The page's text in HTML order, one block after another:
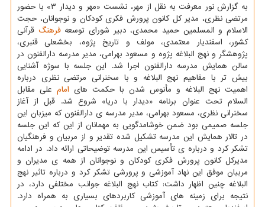
به گزارش نور معرفت به نقل از مهر، نشست «مهر و دیدار ۳» با حضور
مرتضی نظری، مدیر كل كانون پرورش فكری كودكان و نوجوانان، حجت
الاسلام و المسلمین حمید محمدی، دبیر شورای توسعهفرهنگ قرآنی
كشور، اسفندیار معتمدی، مولف و تاریخ پژوه، بخشعلی قنبری،
پژوهشگر و نهج البلاغه پژوه و مسعود بهرامی، مدیر مدرسه دارالفنون در
سالن همایش مدرسه دارالفنون اجرا شد. این جلسه با سوژه آشنایی
بیش تر با مفاهیم نهج البلاغه و با سخنرانی مرتضی نظری درباره
اهمیت نهج البلاغه و مأنوس شدن با حكمت های امام علی مقابل
السلام تحت عنوان برنامه «دیدار با دریا» شروع شد. قبل از آغاز
سخنرانی نظری، مسعود بهرامی، مدیر مدرسه ی دارالفنون كه میزبان این
جلسه صمیمی بود ضمن خوشامدگویی به مهمانان از این كه این جلسه
در تالار همایش این مدرسه تشكیل شده تقدیر و از مربیان و فرهنگیان
تشكر كرد و درباره ی تأسیس این مدرسه توضیحاتی ارائه داد. در ادامه
مدیركل كانون پرورش فكری كودكان و نوجوانان از همه ی مدیران و
مربیان موفق این نهاد آموزشی و پرورشی تشكر كرد و درباره تاثیر نهج
البلاغه چنین اظهار داشت: كتاب نهج البلاغه جوانب مختلفی دارد، در
نتیجه برای زمینه های آموزشی كاربردهای بسیاری به همراه دارد.